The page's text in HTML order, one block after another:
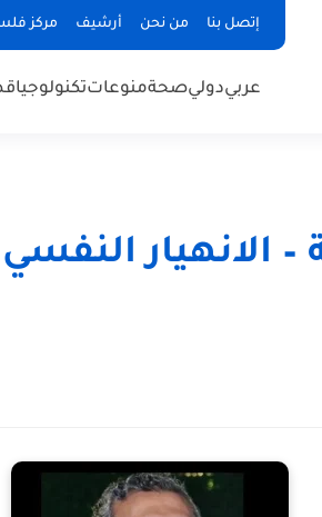
إتصل بنا من نحن أرشيف مركز
عربيدوليصحةمنوعاتتكنولوجيا
الانهيار